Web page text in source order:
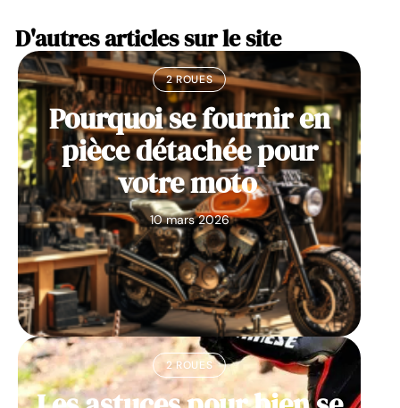
D'autres articles sur le site
2 ROUES
Pourquoi se fournir en
pièce détachée pour
votre moto
10 mars 2026
2 ROUES